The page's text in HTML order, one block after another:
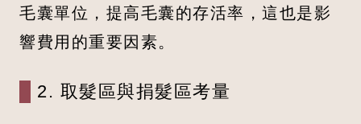
毛囊單位，提高毛囊的存活率，這也是影
響費用的重要因素。
2. 取髮區與捐髮區考量